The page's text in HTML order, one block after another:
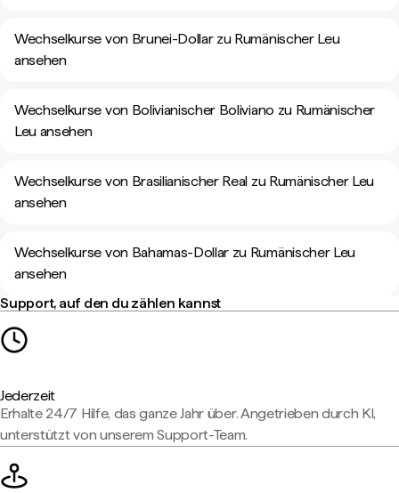
Wechselkurse von Brunei-Dollar zu Rumänischer Leu
ansehen
Wechselkurse von Bolivianischer Boliviano zu Rumänischer
Leu ansehen
Wechselkurse von Brasilianischer Real zu Rumänischer Leu
ansehen
Wechselkurse von Bahamas-Dollar zu Rumänischer Leu
ansehen
Support, auf den du zählen kannst
Jederzeit
Erhalte 24/7 Hilfe, das ganze Jahr über. Angetrieben durch KI,
unterstützt von unserem Support-Team.